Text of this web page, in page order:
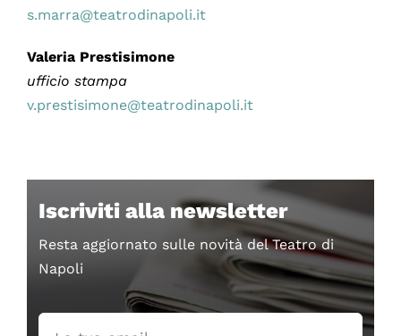
s.marra@teatrodinapoli.it
Valeria Prestisimone
ufficio stampa
v.prestisimone@teatrodinapoli.it
Iscriviti alla newsletter
Resta aggiornato sulle novità del Teatro di
Napoli